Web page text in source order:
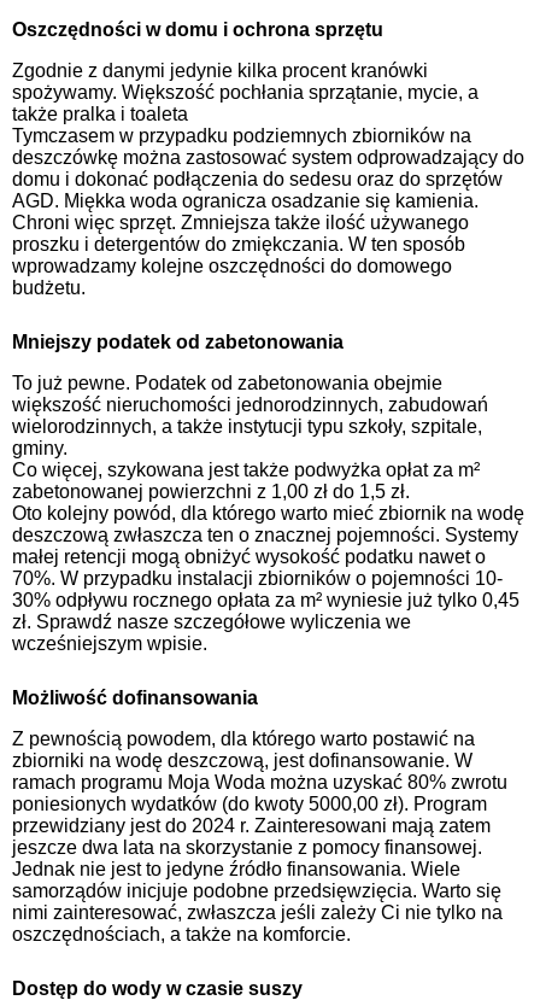
Oszczędności w domu i ochrona sprzętu
Zgodnie z danymi jedynie kilka procent kranówki
spożywamy. Większość pochłania sprzątanie, mycie, a
także pralka i toaleta
Tymczasem w przypadku podziemnych zbiorników na
deszczówkę można zastosować system odprowadzający do
domu i dokonać podłączenia do sedesu oraz do sprzętów
AGD. Miękka woda ogranicza osadzanie się kamienia.
Chroni więc sprzęt. Zmniejsza także ilość używanego
proszku i detergentów do zmiękczania. W ten sposób
wprowadzamy kolejne oszczędności do domowego
budżetu.
Mniejszy podatek od zabetonowania
To już pewne. Podatek od zabetonowania obejmie
większość nieruchomości jednorodzinnych, zabudowań
wielorodzinnych, a także instytucji typu szkoły, szpitale,
gminy.
Co więcej, szykowana jest także podwyżka opłat za m²
zabetonowanej powierzchni z 1,00 zł do 1,5 zł.
Oto kolejny powód, dla którego warto mieć zbiornik na wodę
deszczową zwłaszcza ten o znacznej pojemności. Systemy
małej retencji mogą obniżyć wysokość podatku nawet o
70%. W przypadku instalacji zbiorników o pojemności 10-
30% odpływu rocznego opłata za m² wyniesie już tylko 0,45
zł. Sprawdź nasze szczegółowe wyliczenia we
wcześniejszym wpisie.
Możliwość dofinansowania
Z pewnością powodem, dla którego warto postawić na
zbiorniki na wodę deszczową, jest dofinansowanie. W
ramach programu Moja Woda można uzyskać 80% zwrotu
poniesionych wydatków (do kwoty 5000,00 zł). Program
przewidziany jest do 2024 r. Zainteresowani mają zatem
jeszcze dwa lata na skorzystanie z pomocy finansowej.
Jednak nie jest to jedyne źródło finansowania. Wiele
samorządów inicjuje podobne przedsięwzięcia. Warto się
nimi zainteresować, zwłaszcza jeśli zależy Ci nie tylko na
oszczędnościach, a także na komforcie.
Dostęp do wody w czasie suszy